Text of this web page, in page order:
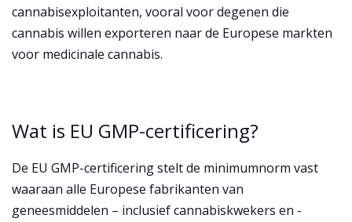
cannabisexploitanten, vooral voor degenen die
cannabis willen exporteren naar de Europese markten
voor medicinale cannabis.
Wat is EU GMP-certificering?
De EU GMP-certificering stelt de minimumnorm vast
waaraan alle Europese fabrikanten van
geneesmiddelen – inclusief cannabiskwekers en -